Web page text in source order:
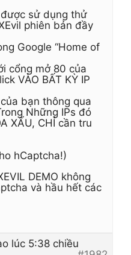
sử dụng thử
phiên bản đầy
Google “Home of
cổng mở 80 của
VÀO BẤT KỲ IP
bạn thông qua
Những IPs đó
XẤU, CHỈ cần tru
hCaptcha!)
DEMO không
và hầu hết các
lúc 5:38 chiều